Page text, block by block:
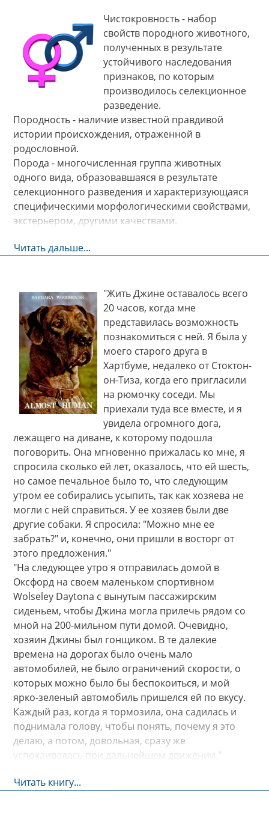
Чистокровность - набор
свойств породного животного,
полученных в результате
устойчивого наследования
признаков, по которым
производилось селекционное
разведение.
Породность - наличие известной правдивой
истории происхождения, отраженной в
родословной.
Порода - многочисленная группа животных
одного вида, образовавшаяся в результате
селекционного разведения и характеризующаяся
специфическими морфологическими свойствами,
экстерьером, другими качествами.
Читать дальше...
"Жить Джине оставалось всего
20 часов, когда мне
представилась возможность
познакомиться с ней. Я была у
моего старого друга в
Хартбуме, недалеко от Стоктон-
он-Тиза, когда его пригласили
на рюмочку соседи. Мы
приехали туда все вместе, и я
увидела огромного дога,
лежащего на диване, к которому подошла
поговорить. Она мгновенно прижалась ко мне, я
спросила сколько ей лет, оказалось, что ей шесть,
но самое печальное было то, что следующим
утром ее собирались усыпить, так как хозяева не
могли с ней справиться. У ее хозяев были две
другие собаки. Я спросила: "Можно мне ее
забрать?" и, конечно, они пришли в восторг от
этого предложения."
"На следующее утро я отправилась домой в
Оксфорд на своем маленьком спортивном
Wolseley Daytona с вынутым пассажирским
сиденьем, чтобы Джина могла прилечь рядом со
мной на 200-мильном пути домой. Очевидно,
хозяин Джины был гонщиком. В те далекие
времена на дорогах было очень мало
автомобилей, не было ограничений скорости, о
которых можно было бы беспокоиться, и мой
ярко-зеленый автомобиль пришелся ей по вкусу.
Каждый раз, когда я тормозила, она садилась и
поднимала голову, чтобы понять, почему я это
делаю, а потом, довольная, сразу же
успокаивалась при дальнейшем движении."
Читать книгу...